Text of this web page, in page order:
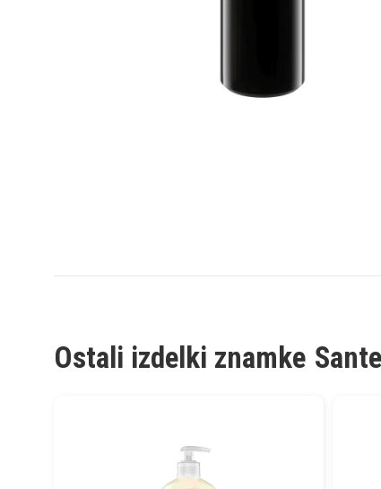
Ostali izdelki znamke Sante